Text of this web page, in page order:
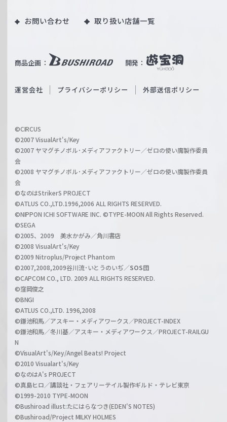
W
ß
c
a
r
z
商品企画： 開発：
u
b
O
i
l
h
a
n
l
お問い合わせ 取り扱い店舗一覧
運営会社 プライバシーポリシー 外部送信ポリシー
©CIRCUS
©2007 VisualArt's/Key
©2007 ヤマグチノボル･メディアファクトリー／ゼロの使い魔製作委員
会
©2008 ヤマグチノボル･メディアファクトリー／ゼロの使い魔製作委員
会
©なのはStrikerS PROJECT
©ATLUS CO.,LTD.1996,2006 ALL RIGHTS RESERVED.
©NIPPON ICHI SOFTWARE INC. ©TYPE-MOON All Rights Reserved.
©SEGA
©2005、2009 美水かがみ／角川書店
©2008 VisualArt's/Key
©2009 Nitroplus/Project Phantom
©2007,2008,2009谷川流･いとうのいぢ／SOS団
©CAPCOM CO., LTD. 2009 ALL RIGHTS RESERVED.
©窪岡俊之
©BNGI
©ATLUS CO.,LTD. 1996,2008
©鎌池和馬／アスキー・メディアワークス／PROJECT-INDEX
©鎌池和馬／冬川基／アスキー・メディアワークス／PROJECT-RAILGU
N
©VisualArt's/Key/Angel Beats! Project
©2010 Visualart's/Key
©なのはA's PROJECT
©真島ヒロ／講談社・フェアリーテイル製作ギルド・テレビ東京
©1999-2010 TYPE-MOON
©Bushiroad illust:たにはらなつき(EDEN'S NOTES)
©Bushiroad/Project MILKY HOLMES